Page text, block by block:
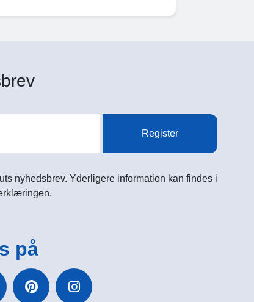
Register
nyhedsbrev. Yderligere information kan findes i
på